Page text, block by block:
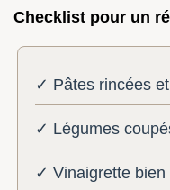
Checklist pour un
✓ Pâtes rincées
✓ Légumes
✓ Vinaigrette bien